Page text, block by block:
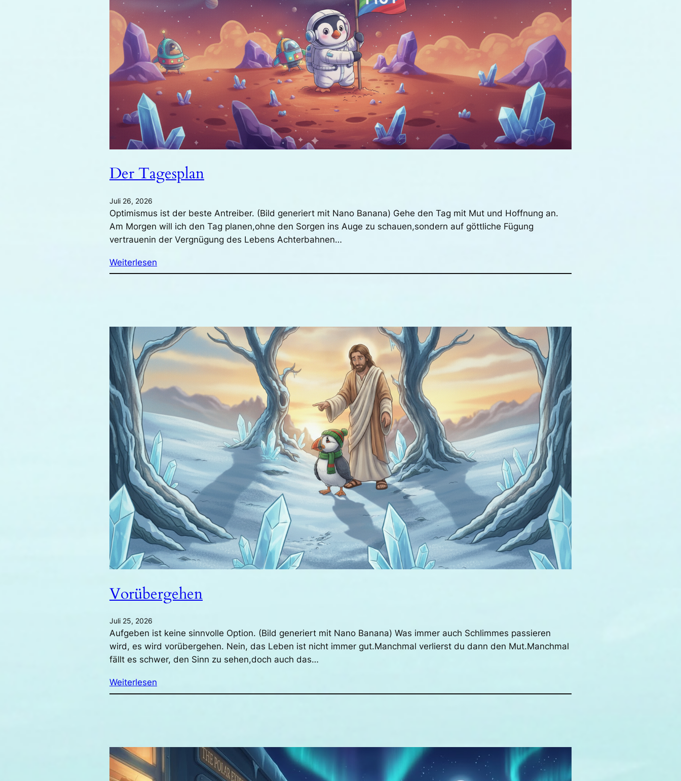
Der Tagesplan
Juli 26, 2026
Optimismus ist der beste Antreiber. (Bild generiert mit Nano Banana) Gehe den Tag mit Mut und Hoffnung an.
Am Morgen will ich den Tag planen,ohne den Sorgen ins Auge zu schauen,sondern auf göttliche Fügung
vertrauenin der Vergnügung des Lebens Achterbahnen…
Weiterlesen
Vorübergehen
Juli 25, 2026
Aufgeben ist keine sinnvolle Option. (Bild generiert mit Nano Banana) Was immer auch Schlimmes passieren
wird, es wird vorübergehen. Nein, das Leben ist nicht immer gut.Manchmal verlierst du dann den Mut.Manchmal
fällt es schwer, den Sinn zu sehen,doch auch das…
Weiterlesen